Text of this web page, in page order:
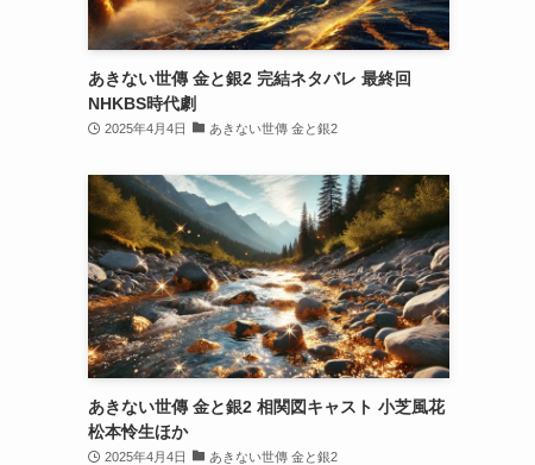
あきない世傳 金と銀2 完結ネタバレ 最終回
NHKBS時代劇
2025年4月4日 あきない世傳 金と銀2
あきない世傳 金と銀2 相関図キャスト 小芝風花
松本怜生ほか
2025年4月4日 あきない世傳 金と銀2